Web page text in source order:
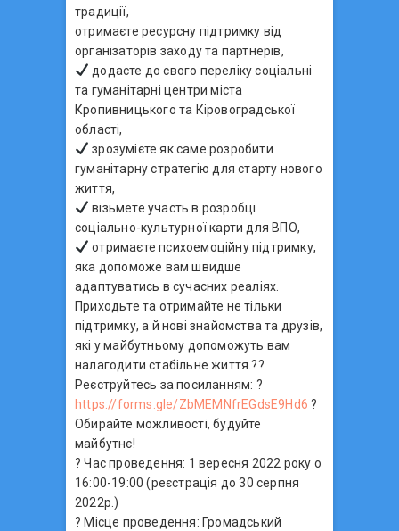
традиції,
отримаєте ресурсну підтримку від
організаторів заходу та партнерів,
додасте до свого переліку соціальні
та гуманітарні центри міста
Кропивницького та Кіровоградської
області,
зрозумієте як саме розробити
гуманітарну стратегію для старту нового
життя,
візьмете участь в розробці
соціально-культурної карти для ВПО,
отримаєте психоемоційну підтримку,
яка допоможе вам швидше
адаптуватись в сучасних реаліях.
Приходьте та отримайте не тільки
підтримку, а й нові знайомства та друзів,
які у майбутньому допоможуть вам
налагодити стабільне життя.??
Реєструйтесь за посиланням: ?
https://forms.gle/ZbMEMNfrEGdsE9Hd6 ?
Обирайте можливості, будуйте
майбутнє!
? Час проведення: 1 вересня 2022 року о
16:00-19:00 (реєстрація до 30 серпня
2022р.)
? Місце проведення: Громадський